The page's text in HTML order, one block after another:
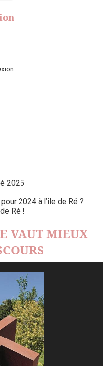
2025
2024 à l’île de Ré ?
Ré !
VAUT MIEUX